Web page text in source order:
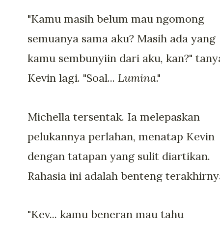
"Kamu masih belum mau ngomong
semuanya sama aku? Masih ada yang
kamu sembunyiin dari aku, kan?"
Kevin lagi. "Soal... Lumina."
Michella tersentak. Ia melepaskan
pelukannya perlahan, menatap Kevin
dengan tatapan yang sulit diartikan.
Rahasia ini adalah benteng
"Kev... kamu beneran mau tahu